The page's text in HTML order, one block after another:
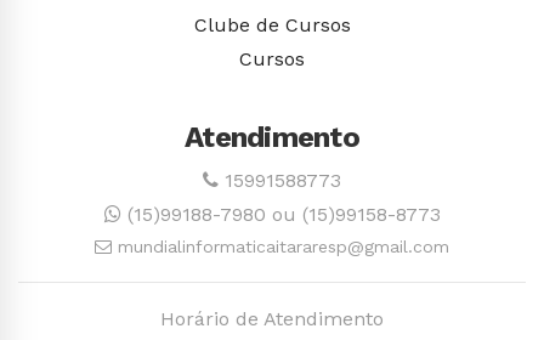
Clube de Cursos
Cursos
Atendimento
15991588773
(15)99188-7980 ou (15)99158-8773
mundialinformaticaitararesp@gmail.com
Horário de Atendimento